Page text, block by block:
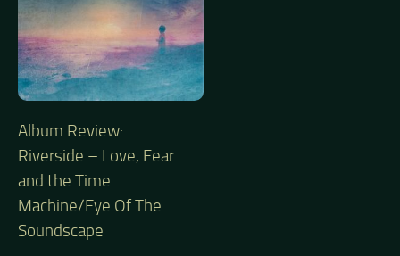
Album Review:
Riverside – Love, Fear
and the Time
Machine/Eye Of The
Soundscape